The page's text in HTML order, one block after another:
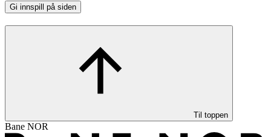
Gi innspill på siden
Til toppen
Bane NOR